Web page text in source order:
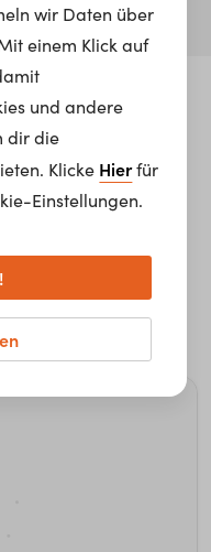
die kompletten
Markt.”
König
der Deutsche
sind es, seine
Analysen zu
von
Offenheit,
wir Daten über
einem Klick auf
und andere
dir die
Klicke Hierfür
Einstellungen.